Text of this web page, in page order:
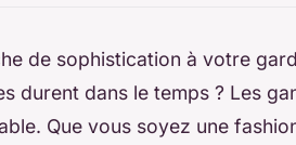
de sophistication à votre
durent dans le temps ? Les
Que vous soyez une